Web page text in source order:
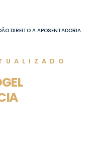
DIREITO A APOSENTADORIA